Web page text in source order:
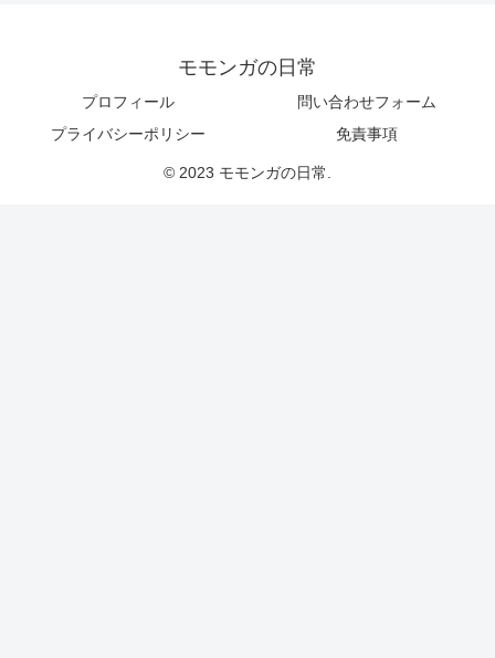
モモンガの日常
プロフィール
問い合わせフォーム
プライバシーポリシー
免責事項
© 2023 モモンガの日常.